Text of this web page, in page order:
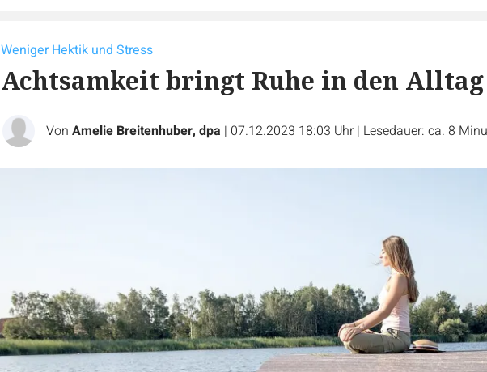
Weniger Hektik und Stress
Achtsamkeit bringt Ruhe in den Alltag
Von Amelie Breitenhuber, dpa | 07.12.2023 18:03 Uhr | Lesedauer: ca. 8